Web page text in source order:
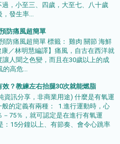
，小至三、四歲，大至七、八十歲
發生率...
防痛風超簡單
防痛風超簡單 標籤： 雞肉 關節 海鮮
／林明慧編譯】痛風，自古在西洋就
人聞之色變，而且在30歲以上的成
的高危...
？教練左右抬腿30次就能燃脂
資訊分享，非商業用途) 什麼是有氧運
的定義有兩種： 1.進行運動時，心
75％，就可認定是在進行有氧運
：15分鐘以上、有節奏、會令心跳率